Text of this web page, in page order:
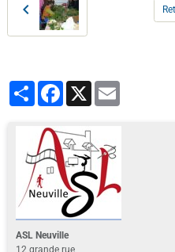
PartagerFacebook
X
ASL Neuville
12 grande rue